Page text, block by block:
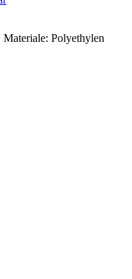
Polyethylen